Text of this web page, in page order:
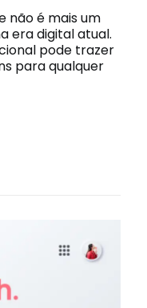
não é mais um
era digital atual.
pode trazer
para qualquer